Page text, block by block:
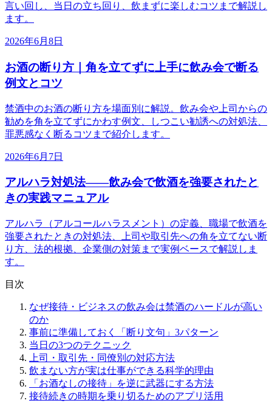
言い回し、当日の立ち回り、飲まずに楽しむコツまで解説し
ます。
2026年6月8日
お酒の断り方｜角を立てずに上手に飲み会で断る
例文とコツ
禁酒中のお酒の断り方を場面別に解説。飲み会や上司からの
勧めを角を立てずにかわす例文、しつこい勧誘への対処法、
罪悪感なく断るコツまで紹介します。
2026年6月7日
アルハラ対処法——飲み会で飲酒を強要されたと
きの実践マニュアル
アルハラ（アルコールハラスメント）の定義、職場で飲酒を
強要されたときの対処法、上司や取引先への角を立てない断
り方、法的根拠、企業側の対策まで実例ベースで解説しま
す。
目次
なぜ接待・ビジネスの飲み会は禁酒のハードルが高い
のか
事前に準備しておく「断り文句」3パターン
当日の3つのテクニック
上司・取引先・同僚別の対応方法
飲まない方が実は仕事ができる科学的理由
「お酒なしの接待」を逆に武器にする方法
接待続きの時期を乗り切るためのアプリ活用